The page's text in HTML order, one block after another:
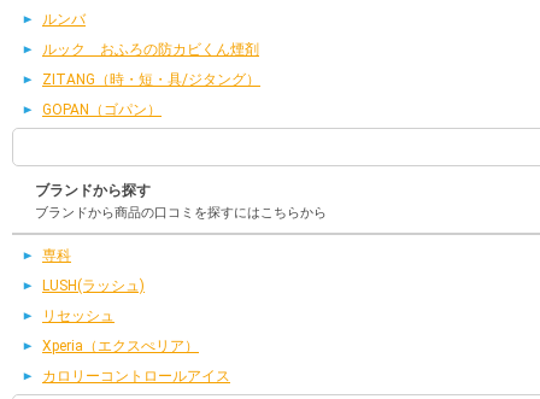
ルンバ
ルック おふろの防カビくん煙剤
ZITANG（時・短・具/ジタング）
GOPAN（ゴパン）
ブランドから探す
ブランドから商品の口コミを探すにはこちらから
専科
LUSH(ラッシュ)
リセッシュ
Xperia（エクスぺリア）
カロリーコントロールアイス